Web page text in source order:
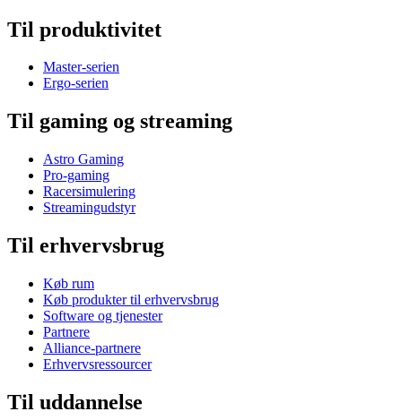
Til produktivitet
Master-serien
Ergo-serien
Til gaming og streaming
Astro Gaming
Pro-gaming
Racersimulering
Streamingudstyr
Til erhvervsbrug
Køb rum
Køb produkter til erhvervsbrug
Software og tjenester
Partnere
Alliance-partnere
Erhvervsressourcer
Til uddannelse